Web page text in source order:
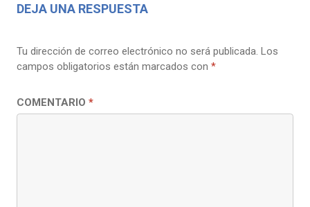
DEJA UNA RESPUESTA
Tu dirección de correo electrónico no será publicada. Los
campos obligatorios están marcados con *
COMENTARIO *